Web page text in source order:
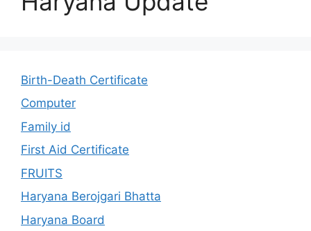
Birth-Death Certificate
Computer
Family id
First Aid Certificate
FRUITS
Haryana Berojgari Bhatta
Haryana Board